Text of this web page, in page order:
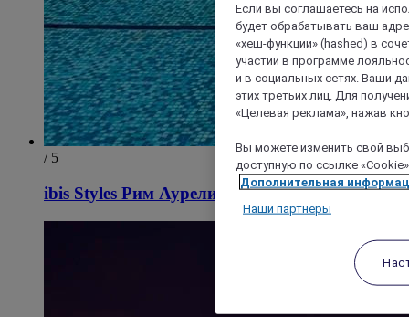
/ 5
ibis Styles Рим Аурелия
Если вы соглашаетесь на
будет обрабатывать ваш
«хеш-функции» (hashed) в
участии в программе
и в социальных сетях. Ваши
этих третьих лиц. Для
«Целевая реклама», нажав
Вы можете изменить свой
доступную по ссылке
Дополнительная
Наши партнеры